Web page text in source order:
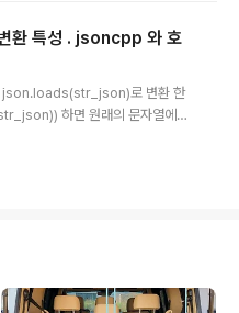
json.loads(str_json)로 변환 한
하면 원래의 문자열에서
표현의 첫글자 대문자로 표현
상 파싱가능하므로 해당 문자열